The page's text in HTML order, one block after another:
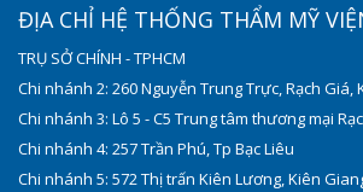
ĐỊA CHỈ HỆ THỐNG THẨM MỸ
TRỤ SỞ CHÍNH - TPHCM
Chi nhánh 2: 260 Nguyễn Trung Trực, Rạch Giá,
Chi nhánh 3: Lô 5 - C5 Trung tâm thương mại
Chi nhánh 4: 257 Trần Phú, Tp Bạc Liêu
Chi nhánh 5: 572 Thị trấn Kiên Lương, Kiên